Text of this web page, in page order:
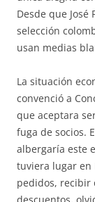
Desde que
selección
usan medias
La situación
convenció a
que aceptara
fuga de socios.
albergaría este
tuviera lugar en
pedidos, recibir